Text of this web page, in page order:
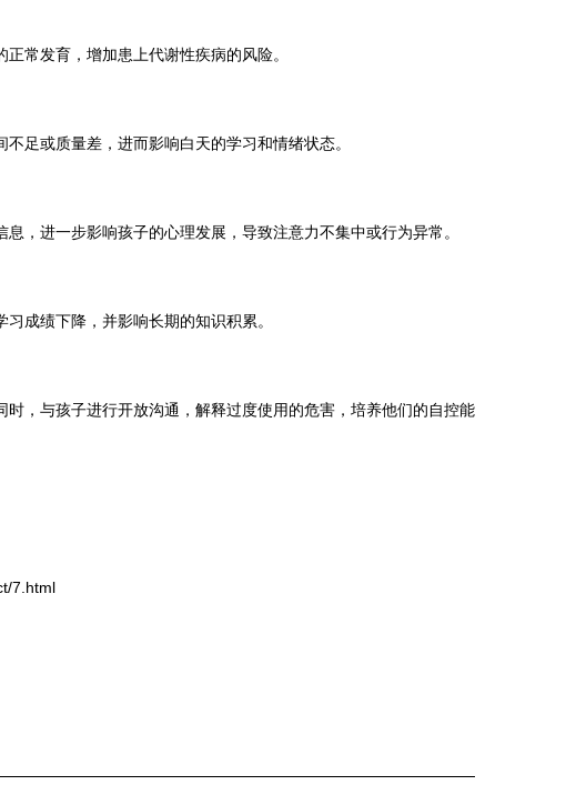
常发育，增加患上代谢性疾病的风险。
足或质量差，进而影响白天的学习和情绪状态。
，进一步影响孩子的心理发展，导致注意力不集中或行为异常。
成绩下降，并影响长期的知识积累。
，与孩子进行开放沟通，解释过度使用的危害，培养他们的自控能
7.html